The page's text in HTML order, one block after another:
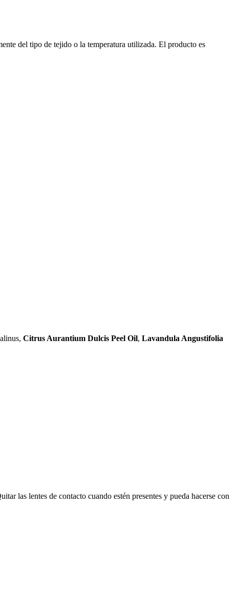
del tipo de tejido o la temperatura utilizada. El producto es
Citrus Aurantium Dulcis Peel Oil, Lavandula Angustifolia
las lentes de contacto cuando estén presentes y pueda hacerse con